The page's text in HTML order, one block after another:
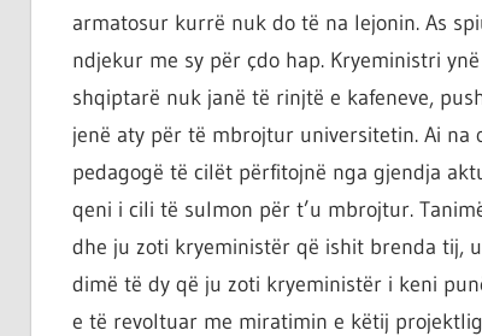
armatosur kurrë nuk do të na lejonin. As
ndjekur me sy për çdo hap. Kryeministri
shqiptarë nuk janë të rinjtë e kafeneve,
jenë aty për të mbrojtur universitetin. Ai
pedagogë të cilët përfitojnë nga gjendja
qeni i cili të sulmon për t’u mbrojtur.
dhe ju zoti kryeministër që ishit brenda tij,
dimë të dy që ju zoti kryeministër i keni
e të revoltuar me miratimin e këtij